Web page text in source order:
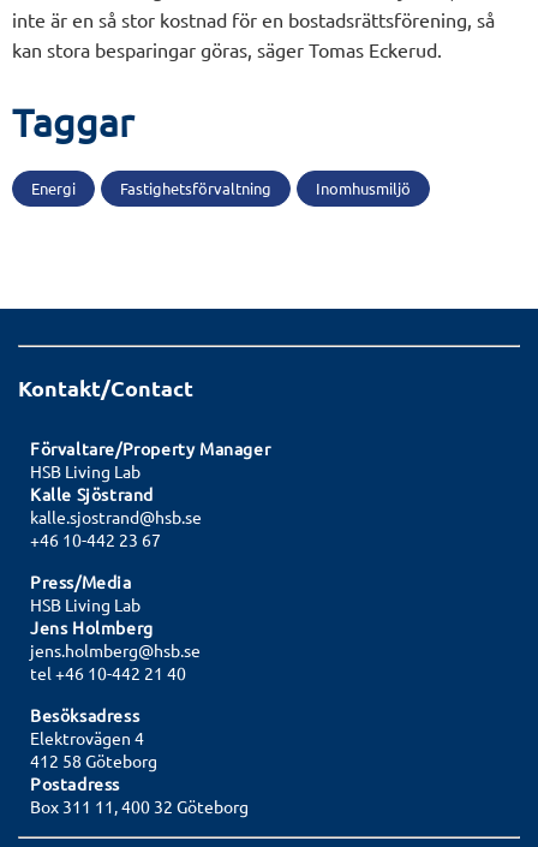
inte är en så stor kostnad för en bostadsrättsförening, så
kan stora besparingar göras, säger Tomas Eckerud.
Taggar
Energi Fastighetsförvaltning Inomhusmiljö
Kontakt/Contact
Förvaltare/Property Manager
HSB Living Lab
Kalle Sjöstrand
kalle.sjostrand@hsb.se
+46 10-442 23 67
Press/Media
HSB Living Lab
Jens Holmberg
jens.holmberg@hsb.se
tel +46 10-442 21 40
Besöksadress
Elektrovägen 4
412 58 Göteborg
Postadress
Box 311 11, 400 32 Göteborg